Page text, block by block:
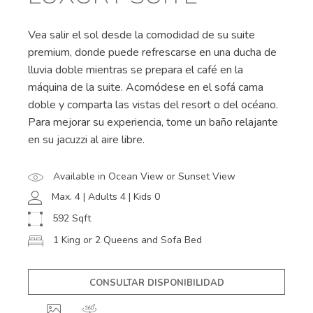
Vea salir el sol desde la comodidad de su suite
premium, donde puede refrescarse en una ducha de
lluvia doble mientras se prepara el café en la
máquina de la suite. Acomódese en el sofá cama
doble y comparta las vistas del resort o del océano.
Para mejorar su experiencia, tome un baño relajante
en su jacuzzi al aire libre.
Available in Ocean View or Sunset View
Max. 4 | Adults 4 | Kids 0
592 Sqft
1 King or 2 Queens and Sofa Bed
CONSULTAR DISPONIBILIDAD